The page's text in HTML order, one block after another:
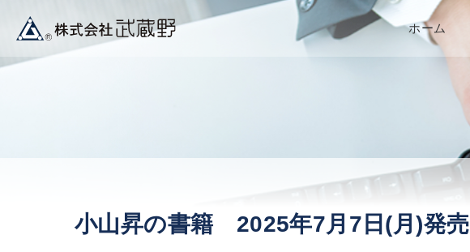
ホーム
小山昇の書籍 2025年7月7日(月)発売